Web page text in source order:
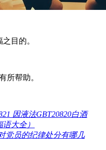
目的。
所帮助。
因液法GBT20820白酒
大全）
党员的纪律处分有哪几